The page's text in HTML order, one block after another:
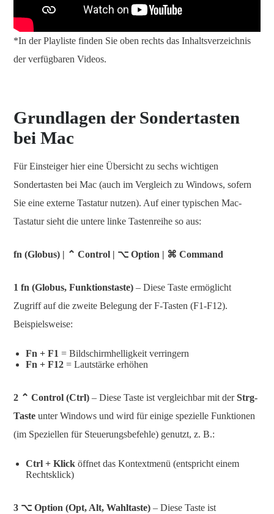
*In der Playliste finden Sie oben rechts das Inhaltsverzeichnis
der verfügbaren Videos.
Grundlagen der Sondertasten
bei Mac
Für Einsteiger hier eine Übersicht zu sechs wichtigen
Sondertasten bei Mac (auch im Vergleich zu Windows, sofern
Sie eine externe Tastatur nutzen). Auf einer typischen Mac-
Tastatur sieht die untere linke Tastenreihe so aus:
fn (Globus) | ⌃ Control | ⌥ Option | ⌘ Command
1 fn (Globus, Funktionstaste) – Diese Taste ermöglicht
Zugriff auf die zweite Belegung der F-Tasten (F1-F12).
Beispielsweise:
Fn + F1 = Bildschirmhelligkeit verringern
Fn + F12 = Lautstärke erhöhen
2 ⌃ Control (Ctrl) – Diese Taste ist vergleichbar mit derStrg-
Taste unter Windows und wird für einige spezielle Funktionen
(im Speziellen für Steuerungsbefehle) genutzt, z. B.:
Ctrl + Klick öffnet das Kontextmenü (entspricht einem
Rechtsklick)
3 ⌥ Option (Opt, Alt, Wahltaste) – Diese Taste ist